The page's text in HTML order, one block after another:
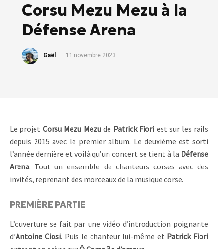
Corsu Mezu Mezu à la
Défense Arena
Gaël 11 novembre 2023
Le projet Corsu Mezu Mezude Patrick Fiori est sur les rails
depuis 2015 avec le premier album. Le deuxième est sorti
l’année dernière et voilà qu’un concert se tient à la Défense
Arena. Tout un ensemble de chanteurs corses avec des
invités, reprenant des morceaux de la musique corse.
PREMIÈRE PARTIE
L’ouverture se fait par une vidéo d’introduction poignante
d’Antoine Ciosi. Puis le chanteur lui-même et Patrick Fiori